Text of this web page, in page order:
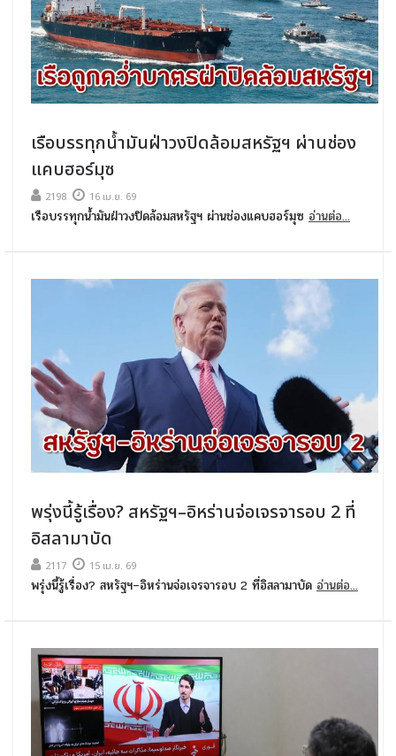
เรือบรรทุกน้ำมันฝ่าวงปิดล้อมสหรัฐฯ ผ่านช่อง
แคบฮอร์มุซ
2198 16 เม.ย. 69
เรือบรรทุกน้ำมันฝ่าวงปิดล้อมสหรัฐฯ ผ่านช่องแคบฮอร์มุซ อ่านต่อ...
พรุ่งนี้รู้เรื่อง? สหรัฐฯ–อิหร่านจ่อเจรจารอบ 2 ที่
อิสลามาบัด
2117 15 เม.ย. 69
พรุ่งนี้รู้เรื่อง? สหรัฐฯ–อิหร่านจ่อเจรจารอบ 2 ที่อิสลามาบัด อ่านต่อ...